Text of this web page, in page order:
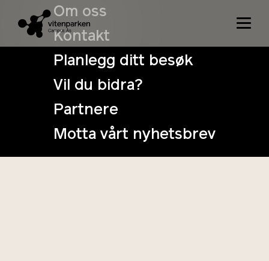
Om oss
Kontakt
Planlegg ditt besøk
Vil du bidra?
Partnere
Motta vårt nyhetsbrev
School